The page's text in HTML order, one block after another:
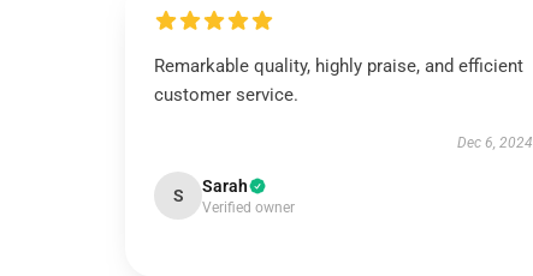
Remarkable quality, highly praise, and efficient
customer service.
Dec 6, 2024
S Sarah
Verified owner